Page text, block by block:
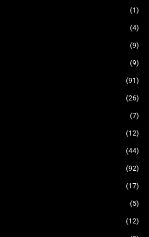
(1)
(4)
(9)
(9)
(91)
(26)
(7)
(12)
(44)
(92)
(17)
(5)
(12)